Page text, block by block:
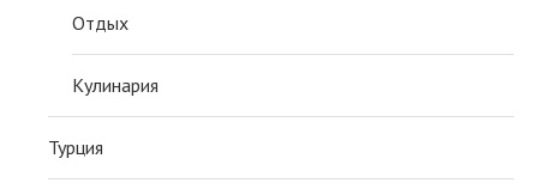
Отдых
Кулинария
Турция